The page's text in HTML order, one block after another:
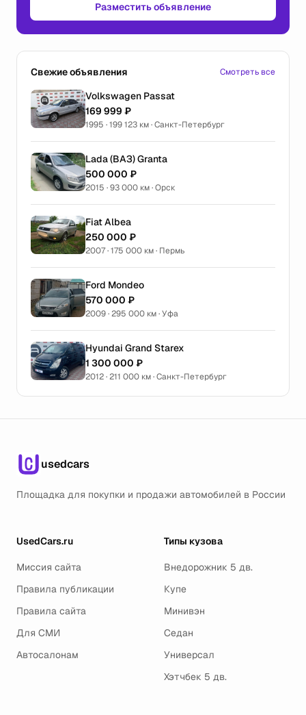
Разместить объявление
Свежие объявления Смотреть все
Volkswagen Passat
169 999 ₽
1995 · 199 123 км · Санкт-Петербург
Lada (ВАЗ) Granta
500 000 ₽
2015 · 93 000 км · Орск
Fiat Albea
250 000 ₽
2007 · 175 000 км · Пермь
Ford Mondeo
570 000 ₽
2009 · 295 000 км · Уфа
Hyundai Grand Starex
1 300 000 ₽
2012 · 211 000 км · Санкт-Петербург
usedcars
Площадка для покупки и продажи автомобилей в России
UsedCars.ru
Миссия сайта
Правила публикации
Правила сайта
Для СМИ
Автосалонам
Типы кузова
Внедорожник 5 дв.
Купе
Минивэн
Седан
Универсал
Хэтчбек 5 дв.